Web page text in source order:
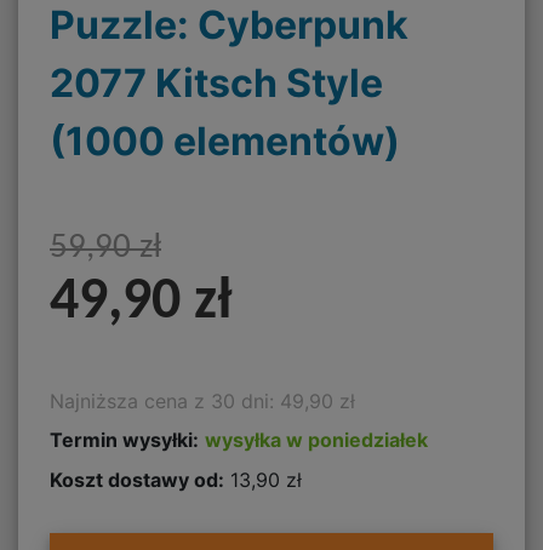
Puzzle: Cyberpunk
2077 Kitsch Style
(1000 elementów)
59,90 zł
49,90 zł
Najniższa cena z 30 dni: 49,90 zł
Termin wysyłki: wysyłka w poniedziałek
Koszt dostawy od: 13,90 zł